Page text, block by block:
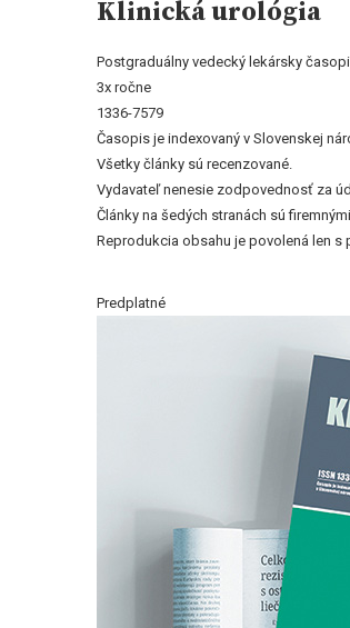
Klinická urológia
Postgraduálny vedecký lekársky
3x ročne
1336-7579
Časopis je indexovaný v Slovenskej
Všetky články sú recenzované.
Vydavateľ nenesie zodpovednosť za
Články na šedých stranách sú
Reprodukcia obsahu je povolená len s
Predplatné